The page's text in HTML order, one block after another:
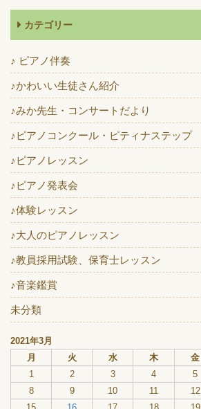
カテゴリー
♪ ピアノ伴奏
♪かわいい生徒さん紹介
♪みか先生・コンサートだより
♪ピアノコンクール・ピティナステップ
♪ピアノレッスン
♪ピアノ発表会
♪体験レッスン
♪大人のピアノレッスン
♪教員採用試験、保育士レッスン
♪音楽鑑賞
未分類
2021年3月
月
火 水 木 金
1
2 3 4 5
8
9 10 11 12